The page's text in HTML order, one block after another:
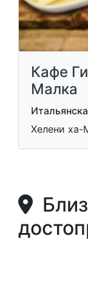
Кафе
Малка
Хелени ха-